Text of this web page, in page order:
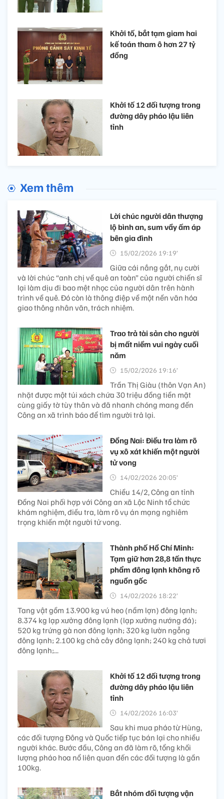
Khởi tố, bắt tạm giam hai
kế toán tham ô hơn 27 tỷ
đồng
Khởi tố 12 đối tượng trong
đường dây pháo lậu liên
tỉnh
Xem thêm
Lời chúc người dân thượng
lộ bình an, sum vầy ấm áp
bên gia đình
15/02/2026 19:19’
Giữa cái nắng gắt, nụ cười
và lời chúc “anh chị về quê an toàn” của người chiến sĩ
lại làm dịu đi bao mệt nhọc của người dân trên hành
trình về quê. Đó còn là thông điệp về một nền văn hóa
giao thông nhân văn, trách nhiệm.
Trao trả tài sản cho người
bị mất niềm vui ngày cuối
năm
15/02/2026 19:16’
Trần Thị Giàu (thôn Vạn An)
nhặt được một túi xách chứa 30 triệu đồng tiền mặt
cùng giấy tờ tùy thân và đã nhanh chóng mang đến
Công an xã trình báo để tìm người trả lại.
Đồng Nai: Điều tra làm rõ
vụ xô xát khiến một người
tử vong
14/02/2026 20:05’
Chiều 14/2, Công an tỉnh
Đồng Nai phối hợp với Công an xã Lộc Ninh tổ chức
khám nghiệm, điều tra, làm rõ vụ án mạng nghiêm
trọng khiến một người tử vong.
Thành phố Hồ Chí Minh:
Tạm giữ hơn 28,8 tấn thực
phẩm đông lạnh không rõ
nguồn gốc
14/02/2026 18:22’
Tang vật gồm 13.900 kg vú heo (nầm lợn) đông lạnh;
8.374 kg lạp xưởng đông lạnh (lạp xưởng nướng đá);
520 kg trứng gà non đông lạnh; 320 kg lườn ngỗng
đông lạnh; 2.100 kg chả cây đông lạnh; 240 kg chả tươi
đông lạnh;...
Khởi tố 12 đối tượng trong
đường dây pháo lậu liên
tỉnh
14/02/2026 16:03’
Sau khi mua pháo từ Hùng,
các đối tượng Đông và Quốc tiếp tục bán lại cho nhiều
người khác. Bước đầu, Công an đã làm rõ, tổng khối
lượng pháo hoa nổ liên quan đến các đối tượng là gần
100kg.
Bắt nhóm đối tượng vận